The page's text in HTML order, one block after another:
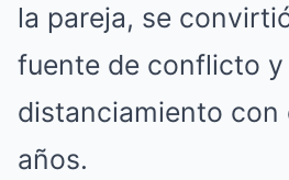
la pareja, se
fuente de conflicto y
distanciamiento con
años.